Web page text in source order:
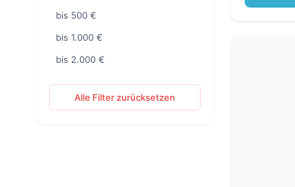
bis 500 €
bis 1.000 €
bis 2.000 €
Alle Filter zurücksetzen